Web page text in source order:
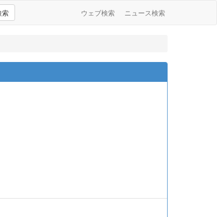
索 ウェブ検索 ニュース検索